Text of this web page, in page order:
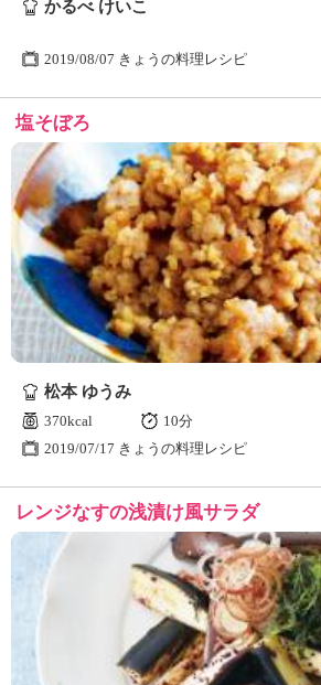
かるべ けいこ
2019/08/07 きょうの料理レシピ
塩そぼろ
松本 ゆうみ
370kcal
10分
2019/07/17 きょうの料理レシピ
レンジなすの浅漬け風サラダ